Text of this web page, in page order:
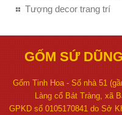
Tượng decor trang trí
GỐM SỨ
Gốm Tinh Hoa - Số nhà 51
Làng cổ Bát Tràng, xã
GPKD số 0105170841 do Sở